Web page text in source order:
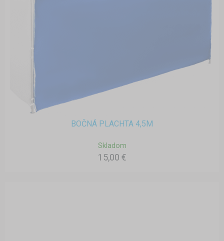
BOČNÁ PLACHTA 4,5M
Skladom
15,00 €